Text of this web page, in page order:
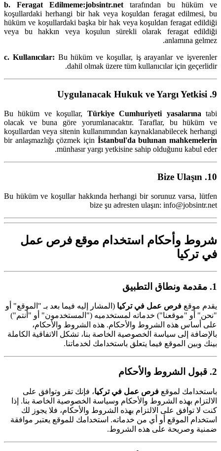
b. Feragat Edilmeme:jobsintr.net tarafından bu hüküm ve
koşullardaki herhangi bir hak veya koşuldan feragat edilmesi, bu
hüküm ve koşullardaki başka bir hak veya koşuldan feragat edildiği
veya bu hakkın veya koşulun sürekli olarak feragat edildiği
anlamına gelmez.
c. Kullanıcılar: Bu hüküm ve koşullar, iş arayanlar ve işverenler
dahil olmak üzere tüm kullanıcılar için geçerlidir.
9. Uygulanacak Hukuk ve Yargı Yetkisi
Bu hüküm ve koşullar, Türkiye Cumhuriyeti yasalarına tabi
olacak ve buna göre yorumlanacaktır. Taraflar, bu hüküm ve
koşullardan veya sitenin kullanımından kaynaklanabilecek herhangi
bir anlaşmazlığı çözmek için İstanbul'da bulunan mahkemelerin
münhasır yargı yetkisine sahip olduğunu kabul eder.
10. Bize Ulaşın
Bu hüküm ve koşullar hakkında herhangi bir sorunuz varsa, lütfen
bize şu adresten ulaşın: info@jobsintr.net
شروط وأحكام استخدام موقع فرص عمل
في تركيا
1. مقدمة ونطاق التطبيق
يقدم موقع فرص عمل في تركيا (المشار إليه فيما بعد بـ "الموقع" أو
"نحن" أو "موقعنا") خدماته لمستخدميه ("المستخدمون" أو "أنتم")
على أساس هذه الشروط والأحكام. هذه الشروط والأحكام،
بالإضافة إلى سياسة الخصوصية الخاصة بنا، تشكل الاتفاقية الكاملة
بينك وبين الموقع فيما يتعلق باستخدامك لخدماتنا.
2. قبول الشروط والأحكام
باستخدامك لموقع فرص عمل في تركيا، فإنك تقر وتوافق على
الالتزام بهذه الشروط والأحكام وسياسة الخصوصية الخاصة بنا. إذا
كنت لا توافق على الالتزام بهذه الشروط والأحكام، فلا يجوز لك
استخدام الموقع أو أي من خدماته. استخدامك للموقع يعتبر موافقة
ضمنية وصريحة على هذه الشروط.